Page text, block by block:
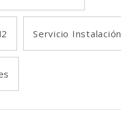
Servicio Instalación